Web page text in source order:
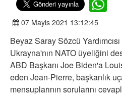
07 Mayis 2021 13:12:45
Beyaz Saray Sözcü
Ukrayna'nın NATO üyeliğini
ABD Başkanı Joe Biden'a
eden Jean-Pierre, başkanlık
mensuplarının sorularını